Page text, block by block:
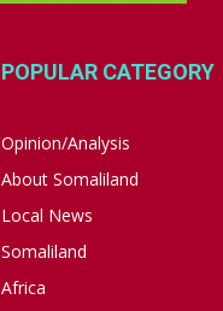
POPULAR CATEGORY
Opinion/Analysis
About Somaliland
Local News
Somaliland
Africa